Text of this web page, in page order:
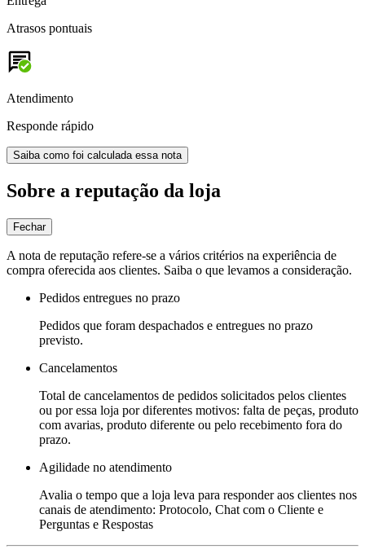
Atrasos pontuais
Atendimento
Responde rápido
Saiba como foi calculada essa nota
Sobre a reputação da loja
Fechar
A nota de reputação refere-se a vários critérios na experiência de
compra oferecida aos clientes. Saiba o que levamos a consideração.
Pedidos entregues no prazo
Pedidos que foram despachados e entregues no prazo
previsto.
Cancelamentos
Total de cancelamentos de pedidos solicitados pelos clientes
ou por essa loja por diferentes motivos: falta de peças, produto
com avarias, produto diferente ou pelo recebimento fora do
prazo.
Agilidade no atendimento
Avalia o tempo que a loja leva para responder aos clientes nos
canais de atendimento: Protocolo, Chat com o Cliente e
Perguntas e Respostas